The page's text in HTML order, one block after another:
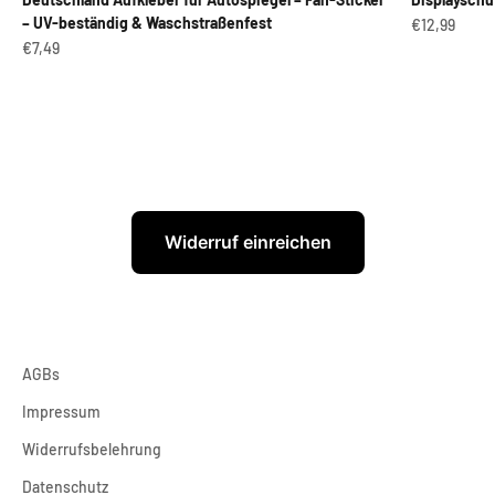
– UV-beständig & Waschstraßenfest
Angebot
€7,49
Angebot
€12,99
Widerruf einreichen
AGBs
Impressum
Widerrufsbelehrung
Datenschutz